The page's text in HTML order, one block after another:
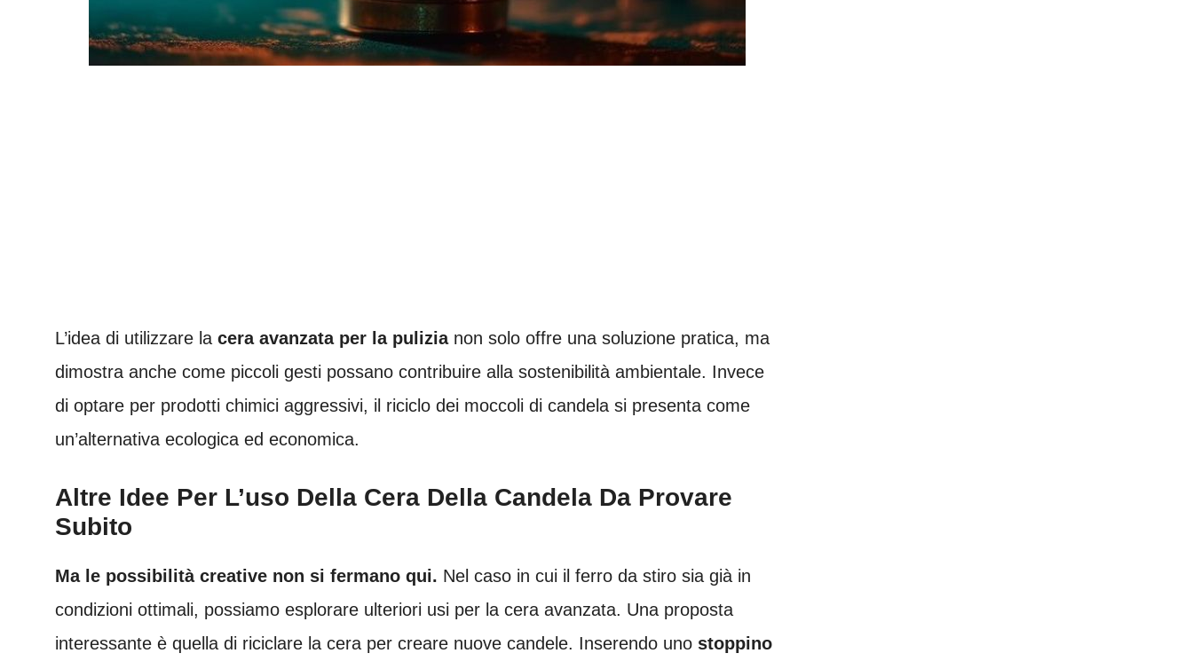
L’idea di utilizzare la cera avanzata per la pulizianon solo offre una soluzione pratica, ma
dimostra anche come piccoli gesti possano contribuire alla sostenibilità ambientale. Invece
di optare per prodotti chimici aggressivi, il riciclo dei moccoli di candela si presenta come
un’alternativa ecologica ed economica.
Altre Idee Per L’uso Della Cera Della Candela Da Provare
Subito
Ma le possibilità creative non si fermano qui. Nel caso in cui il ferro da stiro sia già in
condizioni ottimali, possiamo esplorare ulteriori usi per la cera avanzata. Una proposta
interessante è quella di riciclare la cera per creare nuove candele. Inserendo uno stoppino